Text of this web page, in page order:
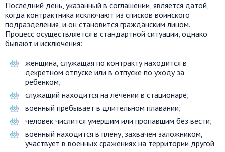
Последний день, указанный в соглашении, является датой,
когда контрактника исключают из списков воинского
подразделения, и он становится гражданским лицом.
Процесс осуществляется в стандартной ситуации, однако
бывают и исключения:
женщина, служащая по контракту находится в
декретном отпуске или в отпуске по уходу за
ребенком;
служащий находится на лечении в стационаре;
военный пребывает в длительном плавании;
человек числится умершим или пропавшим без вести;
военный находится в плену, захвачен заложником,
участвует в военных сражениях на территории другой